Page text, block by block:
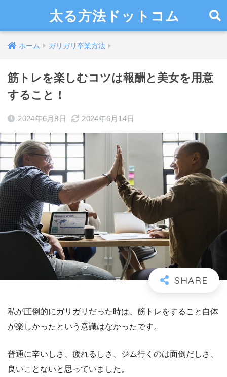
太る方法ドットコム
ホーム ガリガリ卒業方法
筋トレを楽しむコツは報酬と美女を用意
すること！
2024年6月8日 2024年6月14日
私が圧倒的にガリガリだった時は、筋トレをすること自体
が楽しかったという意識はなかったです。
普通に辛いしさ、疲れるしさ、ジム行くのは面倒だしさ、
良いことないと思っていました。